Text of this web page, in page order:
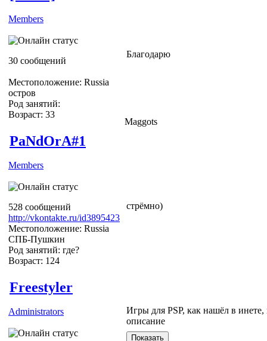
Members
30 сообщений
Местоположение: Russia
остров
Род занятий:
Возраст: 33
Благодарю
Maggots
PaNdOrA#1
Members
528 сообщений
http://vkontakte.ru/id3895423
Местоположение: Russia
СПБ-Пушкин
Род занятий: где?
Возраст: 124
стрёмно)
Freestyler
Administrators
Игры для PSP, как нашёл в
описание